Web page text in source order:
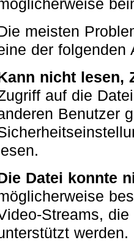
meisten
der folgenden
nicht lesen,
auf die
Benutzer
Datei konnte
Streams,
werden.